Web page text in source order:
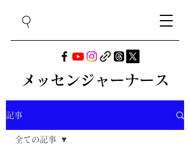
メッセンジャーナース
記事
全ての記事